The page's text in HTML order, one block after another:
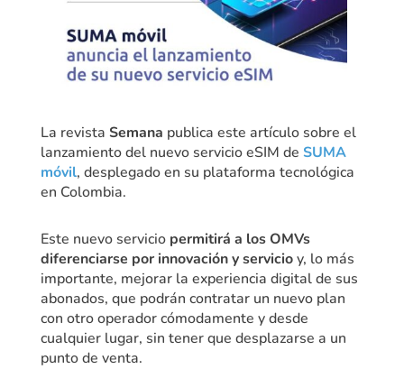
La revista Semana publica este artículo sobre el
lanzamiento del nuevo servicio eSIM de SUMA
móvil, desplegado en su plataforma tecnológica
en Colombia.
Este nuevo servicio permitirá a los OMVs
diferenciarse por innovación y servicioy, lo más
importante, mejorar la experiencia digital de sus
abonados, que podrán contratar un nuevo plan
con otro operador cómodamente y desde
cualquier lugar, sin tener que desplazarse a un
punto de venta.